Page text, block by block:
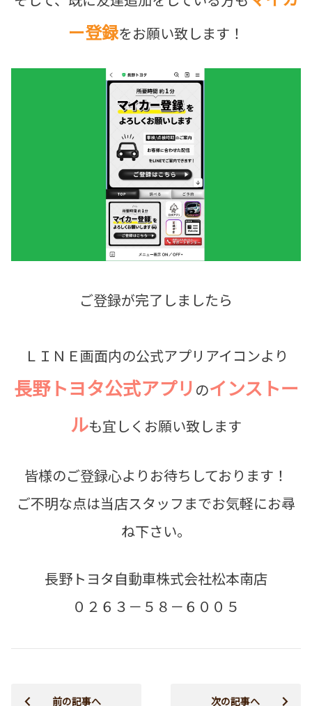
ー登録をお願い致します！
ご登録が完了しましたら
ＬＩＮＥ画面内の公式アプリアイコンより
長野トヨタ公式アプリ のインストー
ルも宜しくお願い致します
皆様のご登録心よりお待ちしております！
ご不明な点は当店スタッフまでお気軽にお尋
ね下さい。
長野トヨタ自動車株式会社松本南店
０２６３－５８－６００５
前の記事へ 次の記事へ